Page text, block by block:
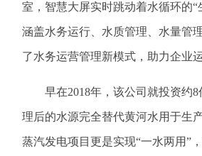
室，智慧大屏实时跳动着水循环的
涵盖水务运行、水质管理、水量管
了水务运营管理新模式，助力企业
早在2018年，该公司就投资约8
理后的水源完全替代黄河水用于生
蒸汽发电项目更是实现“一水两用”